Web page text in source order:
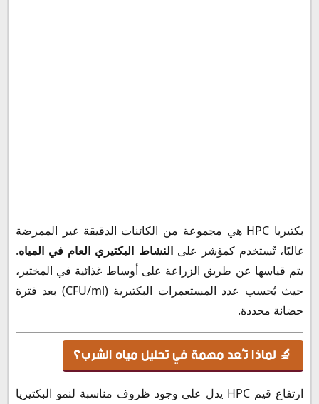
بكتيريا HPC هي مجموعة من الكائنات الدقيقة غير الممرضة
غالبًا، تُستخدم كمؤشر علىالنشاط البكتيري العام في المياه.
يتم قياسها عن طريق الزراعة على أوساط غذائية في المختبر،
حيث يُحسب عدد المستعمرات البكتيرية (CFU/ml) بعد فترة
حضانة محددة.
🔬 لماذا تُعد مهمة في تحليل مياه الشرب؟
ارتفاع قيم HPC يدل على وجود ظروف مناسبة لنمو البكتيريا